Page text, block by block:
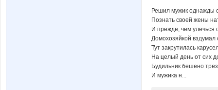
Решил мужик однажды
Познать своей жены
И прежде, чем улечься
Домохозяйкой вздумал
Тут закрутилась
На целый день от сих
Будильник бешено
И мужика н...